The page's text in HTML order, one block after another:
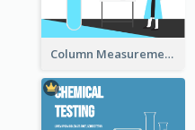
Column Measurement Clipart